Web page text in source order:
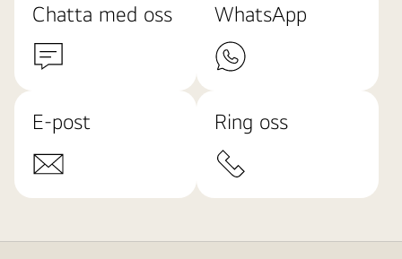
Chatta med oss WhatsApp
E-post Ring oss